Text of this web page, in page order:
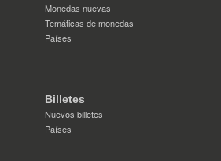
Monedas nuevas
Temáticas de monedas
Países
Billetes
Nuevos billetes
Países